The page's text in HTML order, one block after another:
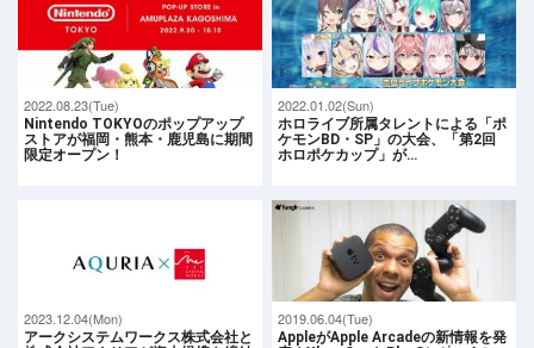
2022.08.23(Tue)
Nintendo TOKYOのポップアップ
ストアが福岡・熊本・鹿児島に期間
限定オープン！
2022.01.02(Sun)
ホロライブ所属タレントによる「ポ
ケモンBD・SP」の大会、「第2回
ホロポケカップ」が…
2023.12.04(Mon)
アークシステムワークス株式会社と
2019.06.04(Tue)
AppleがApple Arcadeの新情報を発